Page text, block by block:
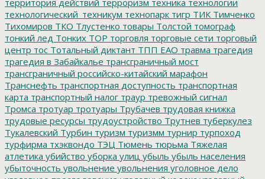
технологический_техникум технопарк тигр ТИК Тимченко
Тихомиров ТКО Тлустенко товары Толстой томограф
тонкий лед Тонких ТОР торговля торговые сети торговый
центр тос Тотальный диктант ТПП ЕАО травма трагедия
трагедия в Забайкалье трансграничный мост
трансграничный российско-китайский марафон
Транснефть транспортная доступность транспортная
карта транспортный налог траур тревожный сигнал
Тромса тротуар тротуары Трубачев трудовая книжка
трудовые ресурсы трудоустройство Трутнев туберкулез
Тукалевский Турбин туризм туризмм турнир турпоход
турфирма тхэквондо ТЭЦ Тюмень тюрьма Тяжелая
атлетика убийство уборка улиц убыль убыль населения
убыточность увольнение увольнения уголовное дело